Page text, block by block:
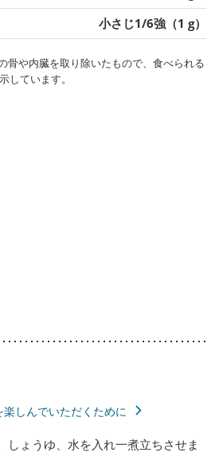
小さじ1/6強（1 g）
骨や内臓を取り除いたもので、食べられる
しています。
しんでいただくために
しょうゆ、水を入れ一煮立ちさせま